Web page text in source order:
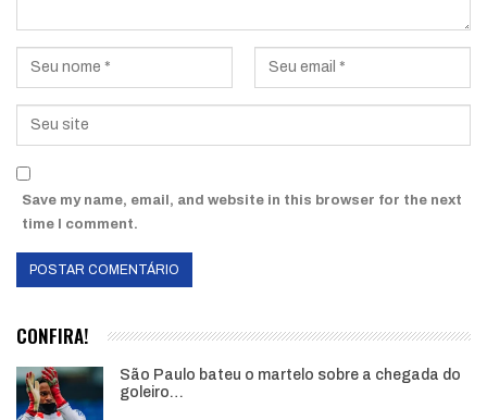
Save my name, email, and website in this browser for the next
time I comment.
CONFIRA!
São Paulo bateu o martelo sobre a chegada do
goleiro…